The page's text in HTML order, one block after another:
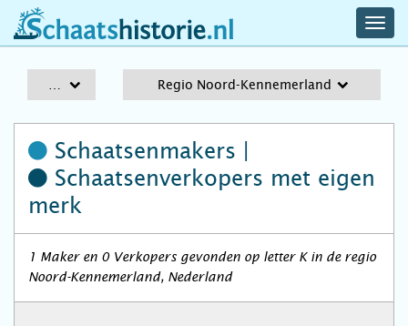
schaatshistorie.nl
Regio Noord-Kennemerland
Schaatsenmakers |
Schaatsenverkopers met eigen
merk
1 Maker en 0 Verkopers gevonden op letter K in de regio
Noord-Kennemerland, Nederland